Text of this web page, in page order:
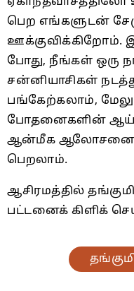
பெற எங்களுடன்
ஊக்குவிக்கிறோம்.
போது, ​​நீங்கள் ஒரு
சன்னியாசிகள்
பங்கேற்கலாம்,
போதனைகளின்
ஆன்மீக
பெறலாம்.
ஆசிரமத்தில்
பட்டனைக் கிளிக்